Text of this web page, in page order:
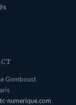
Gomboust
numerique.com